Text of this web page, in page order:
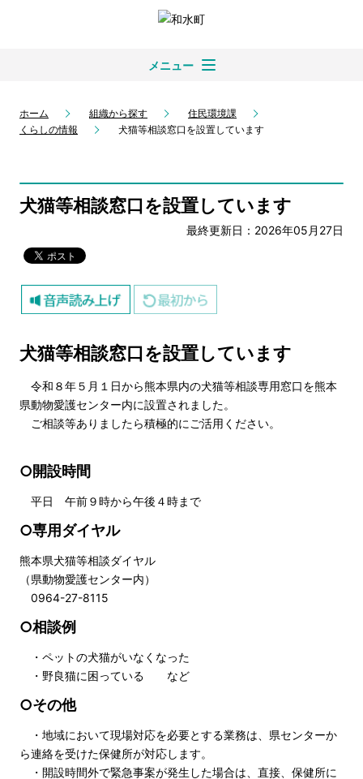
メニュー
ホーム 組織から探す
住民環境課
くらしの情報
犬猫等相談窓口を設置しています
犬猫等相談窓口を設置しています
最終更新日：2026年05月27日
犬猫等相談窓口を設置しています
令和８年５月１日から熊本県内の犬猫等相談専用窓口を熊本
県動物愛護センター内に設置されました。
ご相談等ありましたら積極的にご活用ください。
○開設時間
平日 午前９時から午後４時まで
○専用ダイヤル
熊本県犬猫等相談ダイヤル
（県動物愛護センター内）
0964-27-8115
○相談例
・ペットの犬猫がいなくなった
・野良猫に困っている など
○その他
・地域において現場対応を必要とする業務は、県センターか
ら連絡を受けた保健所が対応します。
・開設時間外で緊急事案が発生した場合は、直接、保健所に